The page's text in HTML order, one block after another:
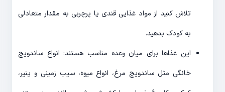
تلاش کنید از مواد غذایی قندی یا پرچربی به مقدار متعادلی
به کودک بدهید.
این غذاها برای میان وعده مناسب هستند: انواع ساندویچ
خانگی مثل ساندویچ مرغ، انواع میوه، سیب زمینی و پنیر،